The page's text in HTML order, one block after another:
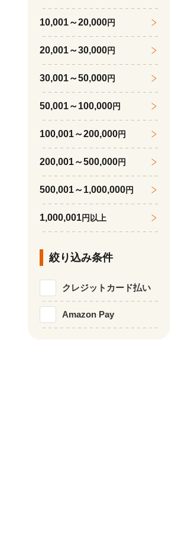
10,001～20,000円
20,001～30,000円
30,001～50,000円
50,001～100,000円
100,001～200,000円
200,001～500,000円
500,001～1,000,000円
1,000,001円以上
絞り込み条件
クレジットカード払い
Amazon Pay